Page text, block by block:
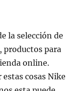
la selección de
productos para
online.
cosas Nike